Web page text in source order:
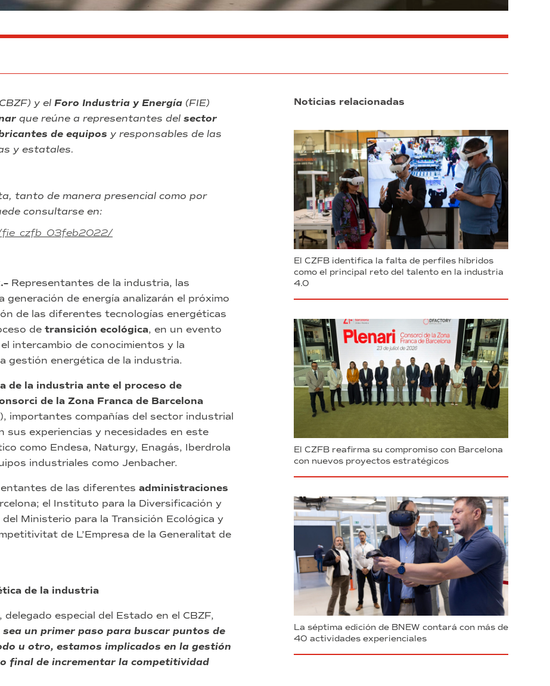
y el Foro Industria y Energía (FIE)
que reúne a representantes del sector
de equipos y responsables de las
y estatales.
tanto de manera presencial como por
consultarse en:
Representantes de la industria, las
de energía analizarán el próximo
de las diferentes tecnologías energéticas
de transición ecológica, en un evento
intercambio de conocimientos y la
gestión energética de la industria.
de la industria ante el proceso de
de la Zona Franca de Barcelona
importantes compañías del sector industrial
sus experiencias y necesidades en este
como Endesa, Naturgy, Enagás, Iberdrola
industriales como Jenbacher.
de las diferentes administraciones
el Instituto para la Diversificación y
Ministerio para la Transición Ecológica y
de L’Empresa de la Generalitat de
de la industria
, delegado especial del Estado en el CBZF,
un primer paso para buscar puntos de
u otro, estamos implicados en la gestión
final de incrementar la competitividad
Noticias relacionadas
El CZFB identifica la falta de perfiles híbridos
como el principal reto del talento en la industria
4.0
El CZFB reafirma su compromiso con Barcelona
con nuevos proyectos estratégicos
La séptima edición de BNEW contará con más de
40 actividades experienciales